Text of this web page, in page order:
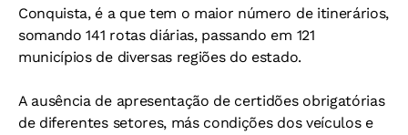
Conquista, é a que tem o maior número de itinerários,
somando 141 rotas diárias, passando em 121
municípios de diversas regiões do estado.
A ausência de apresentação de certidões obrigatórias
de diferentes setores, más condições dos veículos e